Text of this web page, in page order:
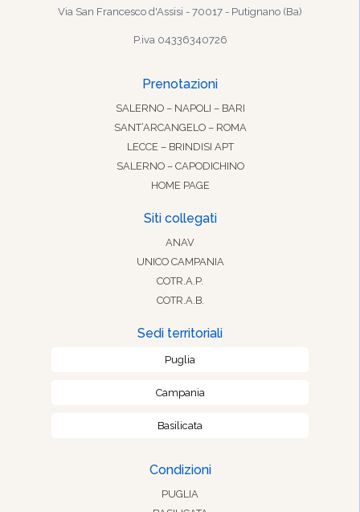
Via San Francesco d'Assisi - 70017 - Putignano (Ba)
P.iva 04336340726
Prenotazioni
SALERNO – NAPOLI – BARI
SANT’ARCANGELO – ROMA
LECCE – BRINDISI APT
SALERNO – CAPODICHINO
HOME PAGE
Siti collegati
ANAV
UNICO CAMPANIA
COTR.A.P.
COTR.A.B.
Sedi territoriali
Puglia
Campania
Basilicata
Condizioni
PUGLIA